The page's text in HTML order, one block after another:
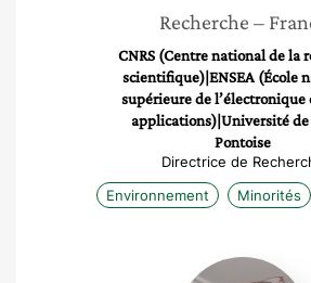
Recherche –
CNRS (Centre national de la
scientifique)|ENSEA (École
supérieure de l’électronique
applications)|Université de
Pontoise
Directrice de
Environnement
Minorités
Bénédicte